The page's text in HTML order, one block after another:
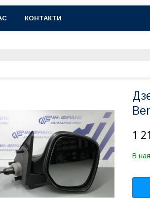
КОНТАКТИ
1
В